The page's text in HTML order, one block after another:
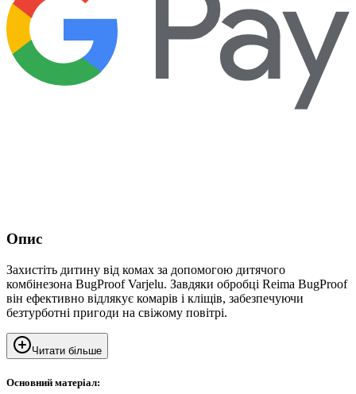
Опис
Захистіть дитину від комах за допомогою дитячого
комбінезона BugProof Varjelu. Завдяки обробці Reima BugProof
він ефективно відлякує комарів і кліщів, забезпечуючи
безтурботні пригоди на свіжому повітрі.
Читати більше
Основний матеріал: